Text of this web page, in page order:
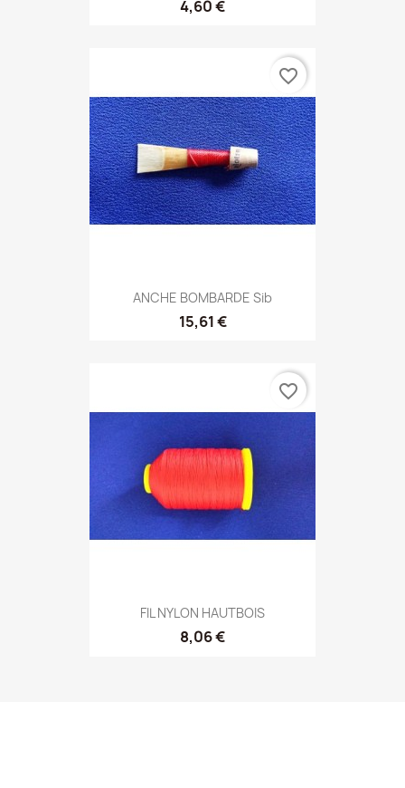
4,60 €
ANCHE BOMBARDE Sib
15,61 €
favorite_border
FIL NYLON HAUTBOIS
8,06 €
favorite_border